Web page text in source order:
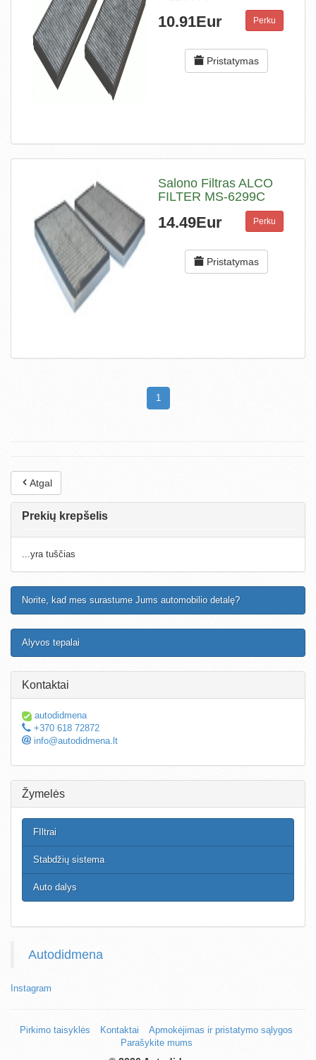
10.91Eur Perku
Pristatymas
Salono Filtras ALCO
FILTER MS-6299C
14.49Eur Perku
Pristatymas
1
Atgal
Prekių krepšelis
...yra tuščias
Norite, kad mes surastume Jums automobilio detalę?
Alyvos tepalai
Kontaktai
autodidmena
+370 618 72872
info@autodidmena.lt
Žymelės
FIltrai
Stabdžių sistema
Auto dalys
Autodidmena
Instagram
Pirkimo taisyklės Kontaktai
Apmokėjimas ir pristatymo sąlygos
Parašykite mums